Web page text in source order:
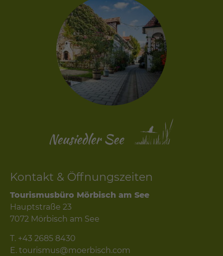
Kontakt & Öffnungszeiten
Tourismusbüro Mörbisch am See
Hauptstraße 23
7072 Mörbisch am See
T. +43 2685 8430
E. tourismus@moerbisch.com